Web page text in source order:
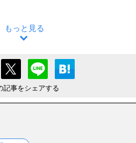
もっと見る
記事をシェアする